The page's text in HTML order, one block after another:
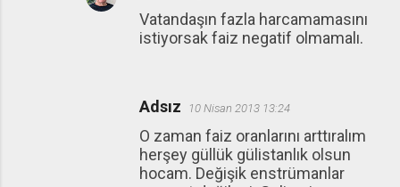
Vatandaşın fazla harcamamasını
istiyorsak faiz negatif olmamalı.
Adsız 10 Nisan 2013 13:24
O zaman faiz oranlarını arttıralım
herşey güllük gülistanlık olsun
hocam. Değişik enstrümanlar